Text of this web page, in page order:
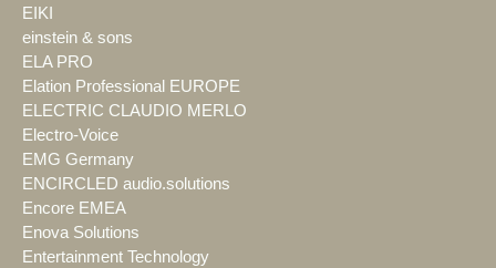
EIKI
einstein & sons
ELA PRO
Elation Professional EUROPE
ELECTRIC CLAUDIO MERLO
Electro-Voice
EMG Germany
ENCIRCLED audio.solutions
Encore EMEA
Enova Solutions
Entertainment Technology